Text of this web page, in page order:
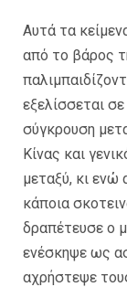
Αυτά τα
από το βάρος
εξελίσσεται
σύγκρουση
Κίνας και
μεταξύ, κι ενώ
κάποια
δραπέτευσε ο
ενέσκηψε ως
αχρήστεψε